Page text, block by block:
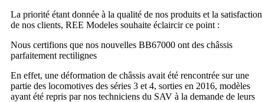
La priorité étant donnée à la qualité de nos produits et la satisfaction
de nos clients, REE Modeles souhaite éclaircir ce point :
Nous certifions que nos nouvelles BB67000 ont des châssis
parfaitement rectilignes
En effet, une déformation de châssis avait été rencontrée sur une
partie des locomotives des séries 3 et 4, sorties en 2016, modèles
ayant été repris par nos techniciens du SAV à la demande de leurs